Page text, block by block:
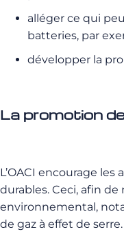
alléger ce qui
batteries, par
développer la
La promotion
L’OACI encourage
durables. Ceci, afin
environnemental,
de gaz à effet de serre.